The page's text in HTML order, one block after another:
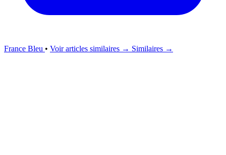
France Bleu • Voir articles similaires → Similaires →